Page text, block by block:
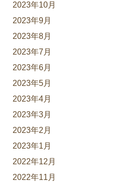
2023年10月
2023年9月
2023年8月
2023年7月
2023年6月
2023年5月
2023年4月
2023年3月
2023年2月
2023年1月
2022年12月
2022年11月